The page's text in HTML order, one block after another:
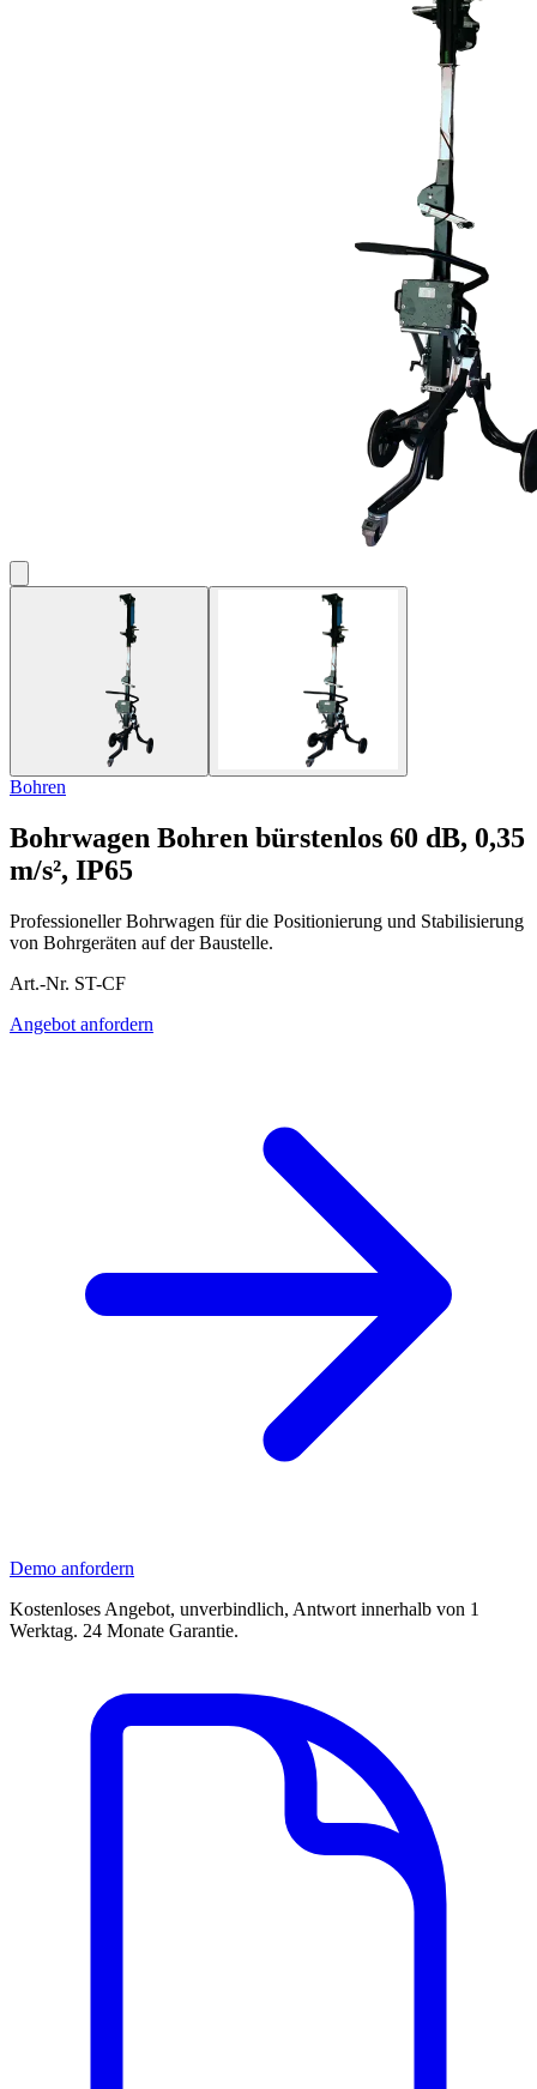
Bohren
Bohrwagen Bohren bürstenlos 60 dB, 0,35
m/s², IP65
Professioneller Bohrwagen für die Positionierung und Stabilisierung
von Bohrgeräten auf der Baustelle.
Art.-Nr. ST-CF
Angebot anfordern
Demo anfordern
Kostenloses Angebot, unverbindlich, Antwort innerhalb von 1
Werktag. 24 Monate Garantie.